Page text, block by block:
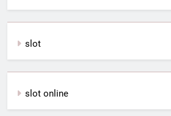
slot
slot online